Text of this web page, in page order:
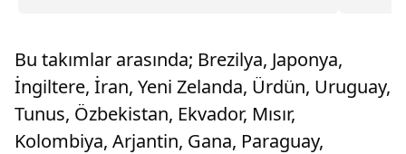
Bu takımlar arasında; Brezilya, Japonya,
İngiltere, İran, Yeni Zelanda, Ürdün, Uruguay,
Tunus, Özbekistan, Ekvador, Mısır,
Kolombiya, Arjantin, Gana, Paraguay,